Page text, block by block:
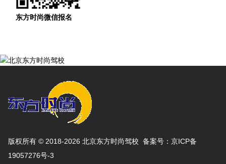
东方时尚微信报名
版权所有 © 2018-2026 北京东方时尚驾校 备案号： 京ICP备
19057276号-3